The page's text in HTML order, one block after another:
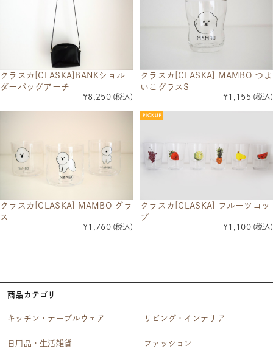
クラスカ[CLASKA]BANKショル
ダーバッグアーチ
¥8,250 (税込)
クラスカ[CLASKA] MAMBO つよ
いこグラスS
¥1,155 (税込)
クラスカ[CLASKA] MAMBO グラ
ス
¥1,760 (税込)
クラスカ[CLASKA] フルーツコッ
プ
¥1,100 (税込)
商品カテゴリ
キッチン・テーブルウェア リビング・インテリア
日用品・生活雑貨 ファッション